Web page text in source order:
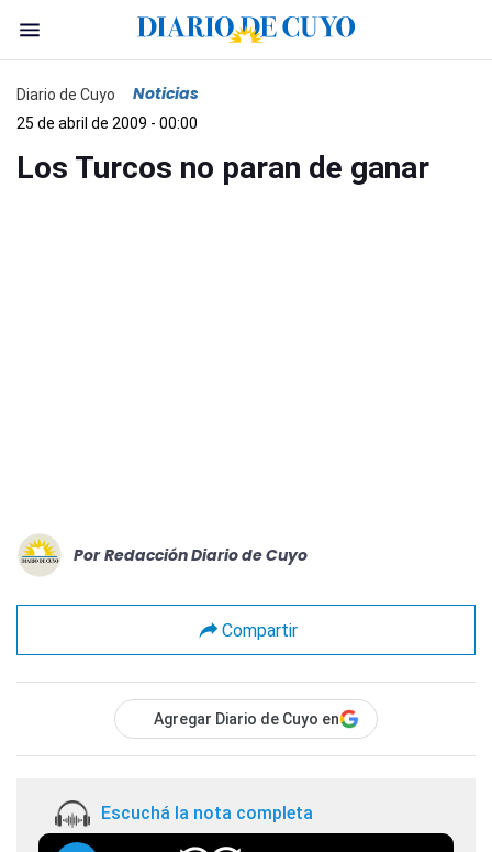
Diario de Cuyo Noticias
25 de abril de 2009 - 00:00
Los Turcos no paran de ganar
Por Redacción Diario de Cuyo
Compartir
Agregar Diario de Cuyo en
Escuchá la nota completa